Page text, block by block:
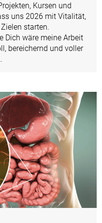
Kursen und
uns 2026 mit Vitalität,
starten.
Dich wäre meine Arbeit
bereichernd und voller